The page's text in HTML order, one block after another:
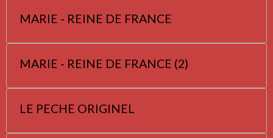
MARIE - REINE DE FRANCE
MARIE - REINE DE FRANCE (2)
LE PECHE ORIGINEL